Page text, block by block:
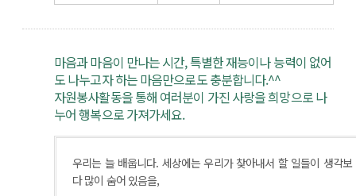
마음과 마음이 만나는 시간, 특별한 재능이나 능력이 없어
도 나누고자 하는 마음만으로도 충분합니다.^^
자원봉사활동을 통해 여러분이 가진 사랑을 희망으로 나
누어 행복으로 가져가세요.
우리는 늘 배웁니다. 세상에는 우리가 찾아내서 할 일들이 생각보
다 많이 숨어 있음을,